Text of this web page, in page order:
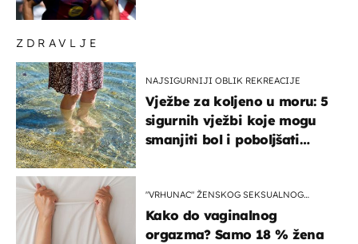
ZDRAVLJE
NAJSIGURNIJI OBLIK REKREACIJE
Vježbe za koljeno u moru: 5
sigurnih vježbi koje mogu
smanjiti bol i poboljšati
"VRHUNAC" ŽENSKOG SEKSUALNOG
Kako do vaginalnog
orgazma? Samo 18 % žena